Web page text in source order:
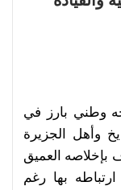
وطني بارز في
وأهل الجزيرة
العميق
بها رغم